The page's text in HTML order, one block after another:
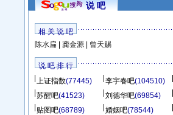
说 吧
相 关 说 吧
陈水扁
龚金源| 曾天赐
说 吧 排 行
上证指数(77445) 李宇春吧(104510)
苏醒吧(41523) 刘德华吧(69854)
贴图吧(68789) 婚姻吧(78544)